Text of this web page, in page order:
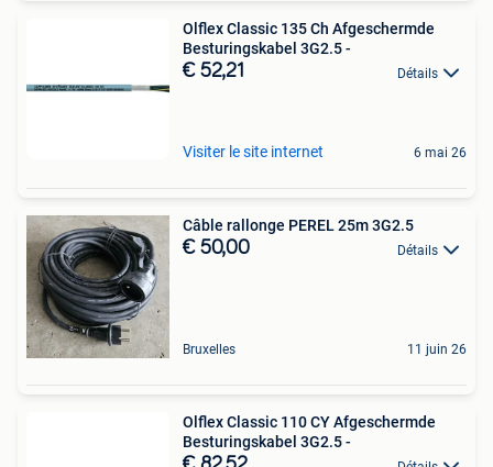
Olflex Classic 135 Ch Afgeschermde
Besturingskabel 3G2.5 -
€ 52,21 Détails
Visiter le site internet 6 mai 26
Câble rallonge PEREL 25m 3G2.5
€ 50,00 Détails
Bruxelles 11 juin 26
Olflex Classic 110 CY Afgeschermde
Besturingskabel 3G2.5 -